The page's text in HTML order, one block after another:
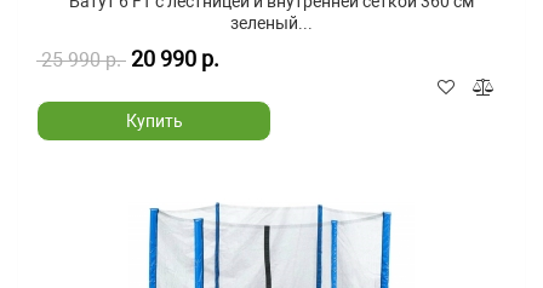
зеленый...
25 990 р. 20 990 р.
Купить